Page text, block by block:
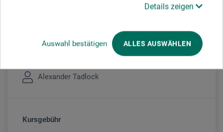
Details zeigen
Auswahl bestätigen ALLES AUSWÄHLEN
Alexander Tadlock
Kursgebühr